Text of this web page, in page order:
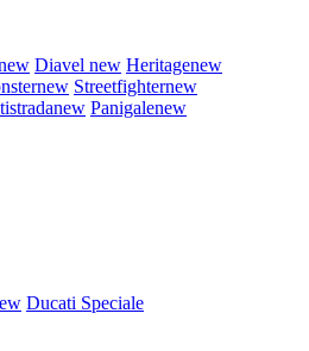
Diavel new Heritagenew
new Streetfighternew
new Panigalenew
Ducati Speciale